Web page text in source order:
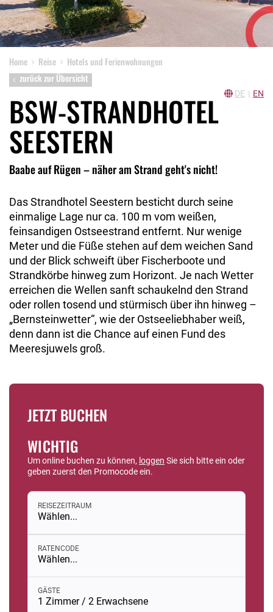
Home Reise
Hotels und Ferienwohnungen
zurück zur Übersicht
DE | EN
BSW-STRANDHOTEL
SEESTERN
Baabe auf Rügen – näher am Strand geht's nicht!
Das Strandhotel Seestern besticht durch seine
einmalige Lage nur ca. 100 m vom weißen,
feinsandigen Ostseestrand entfernt. Nur wenige
Meter und die Füße stehen auf dem weichen Sand
und der Blick schweift über Fischerboote und
Strandkörbe hinweg zum Horizont. Je nach Wetter
erreichen die Wellen sanft schaukelnd den Strand
oder rollen tosend und stürmisch über ihn hinweg –
„Bernsteinwetter“, wie der Ostseeliebhaber weiß,
denn dann ist die Chance auf einen Fund des
Meeresjuwels groß.
JETZT BUCHEN
WICHTIG
Um online buchen zu können, loggen Sie sich bitte ein oder
geben zuerst den Promocode ein.
REISEZEITRAUM
Wählen...
RATENCODE
Wählen...
GÄSTE
1 Zimmer / 2 Erwachsene